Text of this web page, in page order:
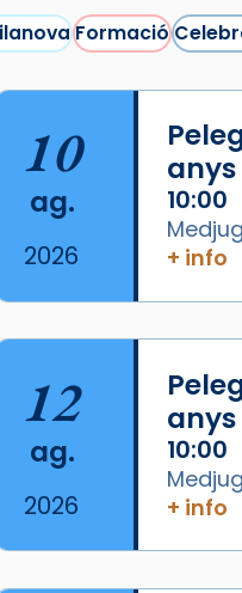
Formació
10
ag.
2026
10:00
+ info
12
ag.
2026
10:00
+ info